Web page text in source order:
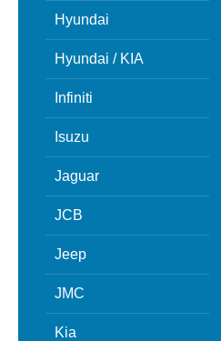
Hyundai
Hyundai / KIA
Infiniti
Isuzu
Jaguar
JCB
Jeep
JMC
Kia